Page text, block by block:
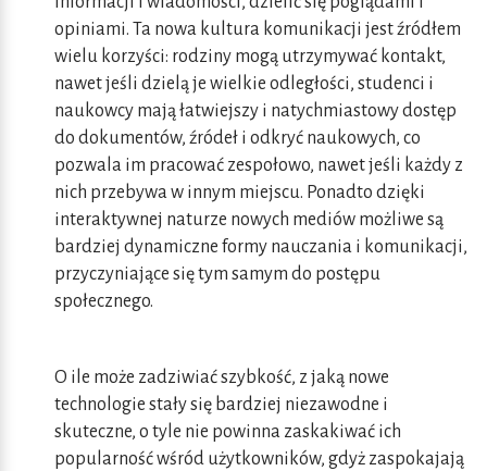
opiniami. Ta nowa kultura komunikacji jest źródłem
wielu korzyści: rodziny mogą utrzymywać kontakt,
nawet jeśli dzielą je wielkie odległości, studenci i
naukowcy mają łatwiejszy i natychmiastowy dostęp
do dokumentów, źródeł i odkryć naukowych, co
pozwala im pracować zespołowo, nawet jeśli każdy z
nich przebywa w innym miejscu. Ponadto dzięki
interaktywnej naturze nowych mediów możliwe są
bardziej dynamiczne formy nauczania i komunikacji,
przyczyniające się tym samym do postępu
społecznego.
O ile może zadziwiać szybkość, z jaką nowe
technologie stały się bardziej niezawodne i
skuteczne, o tyle nie powinna zaskakiwać ich
popularność wśród użytkowników, gdyż zaspokajają